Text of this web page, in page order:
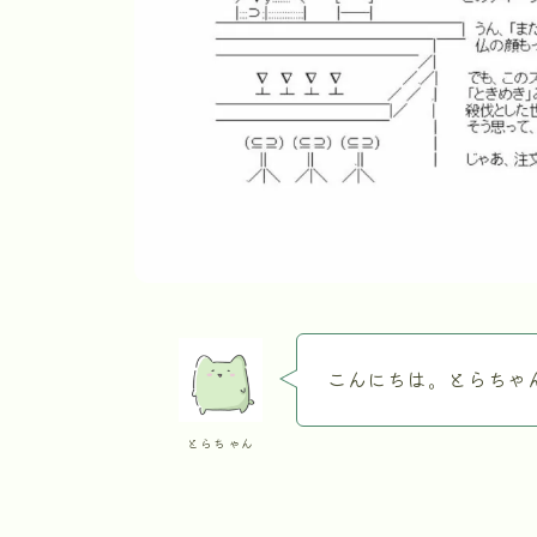
とらちゃん
こんにちは。とらちゃ